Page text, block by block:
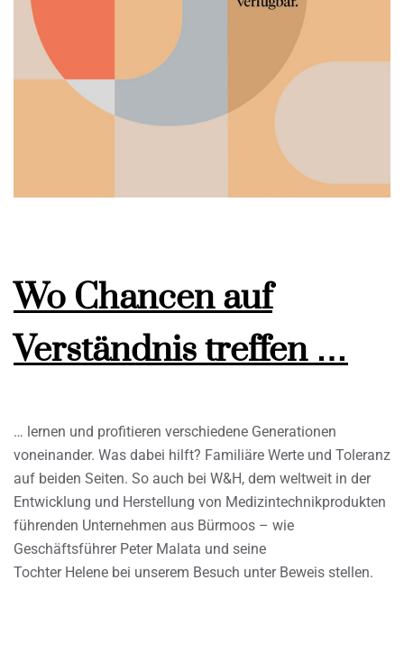
Wo Chancen auf
Verständnis treffen …
… lernen und profitieren verschiedene Generationen
voneinander. Was dabei hilft? Familiäre Werte und Toleranz
auf beiden Seiten. So auch bei W&H, dem weltweit in der
Entwicklung und Herstellung von Medizintechnikprodukten
führenden Unternehmen aus Bürmoos – wie
Geschäftsführer Peter Malata und seine
Tochter Helene bei unserem Besuch unter Beweis stellen.